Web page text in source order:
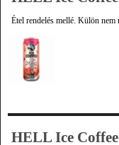
Étel rendelés mellé. Külön nem
HELL Ice